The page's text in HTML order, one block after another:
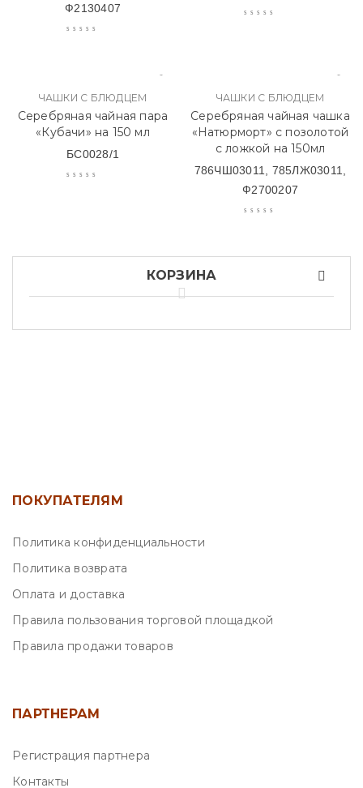
Ф2130407
ЧАШКИ С БЛЮДЦЕМ
Серебряная чайная пара
«Кубачи» на 150 мл
БС0028/1
ЧАШКИ С БЛЮДЦЕМ
Серебряная чайная чашка
«Натюрморт» с позолотой
с ложкой на 150мл
786ЧШ03011, 785ЛЖ03011,
Ф2700207
КОРЗИНА
ПОКУПАТЕЛЯМ
Политика конфиденциальности
Политика возврата
Оплата и доставка
Правила пользования торговой площадкой
Правила продажи товаров
ПАРТНЕРАМ
Регистрация партнера
Контакты